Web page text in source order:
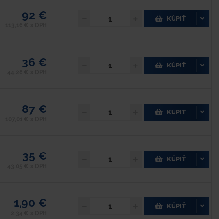
92 € KÚPIŤ
36 € KÚPIŤ
87 € KÚPIŤ
35 € KÚPIŤ
1,90 € KÚPIŤ